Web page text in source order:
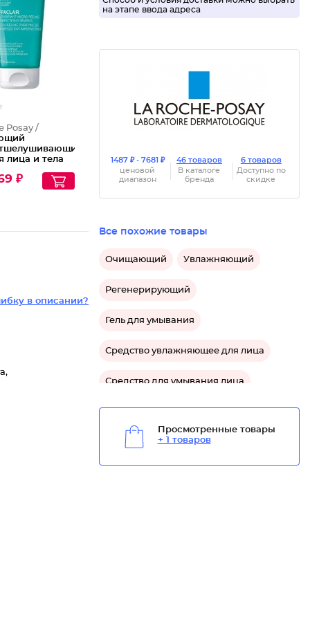
Posay /
лица и тела
₽
в описании?
на этапе ввода адреса
1487 ₽ - 7681 ₽
ценовой
диапазон
46 товаров
В каталоге
бренда
6 товаров
Доступно по
скидке
Все похожие товары
Очищающий Увлажняющий
Регенерирующий
Гель для умывания
Средство увлажняющее для лица
Средство для умывания лица
Средство от шелушения для лица
Просмотренные товары
+ 1 товаров